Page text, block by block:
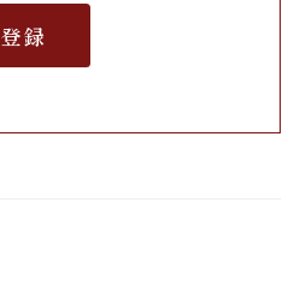
登録